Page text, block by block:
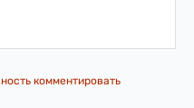
комментировать